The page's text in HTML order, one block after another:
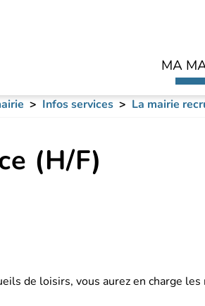
MA
Infos services La mairie
(H/F)
de loisirs, vous aurez en charge